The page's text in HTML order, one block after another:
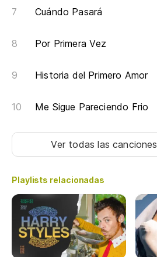
Cuándo Pasará
Por Primera Vez
Historia del Primero Amor
Me Sigue Pareciendo Frio
Ver todas las canciones
Playlists relacionadas